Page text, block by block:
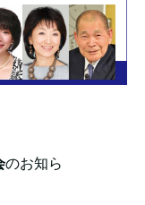
のお知ら